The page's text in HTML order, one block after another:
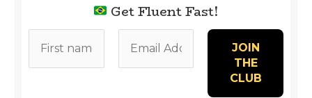
Get Fluent Fast!